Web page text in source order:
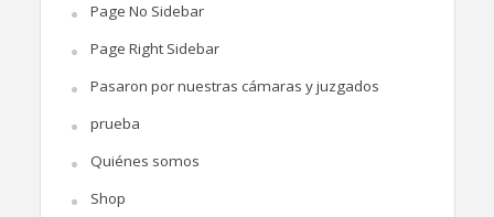
Page No Sidebar
Page Right Sidebar
Pasaron por nuestras cámaras y juzgados
prueba
Quiénes somos
Shop